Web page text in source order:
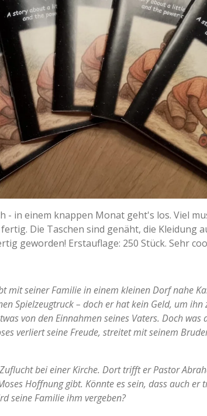
- in einem knappen Monat geht's los. Viel
Die Taschen sind genäht, die Kleidung
geworden! Erstauflage: 250 Stück. Sehr
mit seiner Familie in einem kleinen Dorf nahe
Spielzeugtruck – doch er hat kein Geld, um ihn
von den Einnahmen seines Vaters. Doch was
verliert seine Freude, streitet mit seinem
bei einer Kirche. Dort trifft er Pastor
Hoffnung gibt. Könnte es sein, dass auch er
seine Familie ihm vergeben?